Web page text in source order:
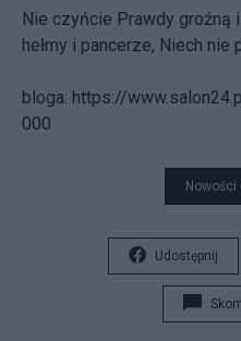
Nie czyńcie Prawdy groźną
hełmy i pancerze, Niech
Spis
bloga: https://
000
Nowości
Udostępnij